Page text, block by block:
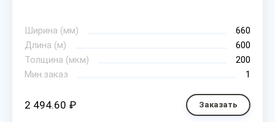
Ширина (мм)
660
Длина (м)
600
Толщина (мкм)
200
Мин.заказ
1
2 494.60 ₽ Заказать